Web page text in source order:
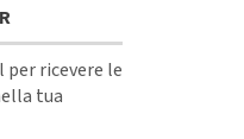
ricevere le
tua